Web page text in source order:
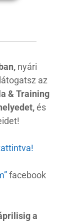
nyári
az
& Training
és
facebook
a